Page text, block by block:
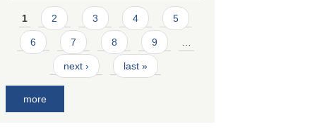
Pages
1 2 3 4 5
6 7 8 9 …
next › last »
more